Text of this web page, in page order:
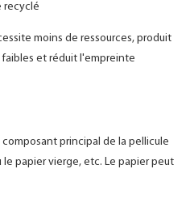
recyclé
moins de ressources, produit
faibles et réduit l'empreinte
principal de la pellicule
papier vierge, etc. Le papier peut